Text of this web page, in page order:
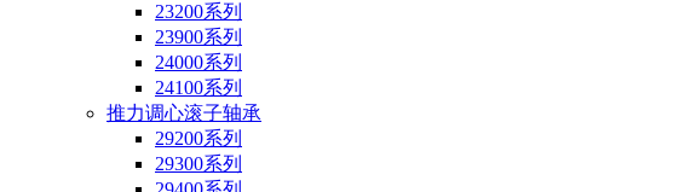
23200系列
23900系列
24000系列
24100系列
推力调心滚子轴承
29200系列
29300系列